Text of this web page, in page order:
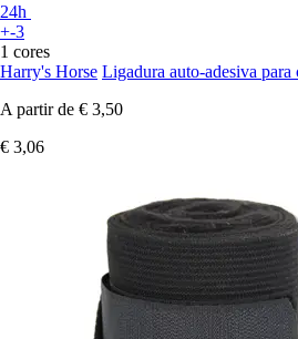
24h
+-3
1 cores
Harry's Horse Ligadura auto-adesiva para
A partir de € 3,50
€ 3,06